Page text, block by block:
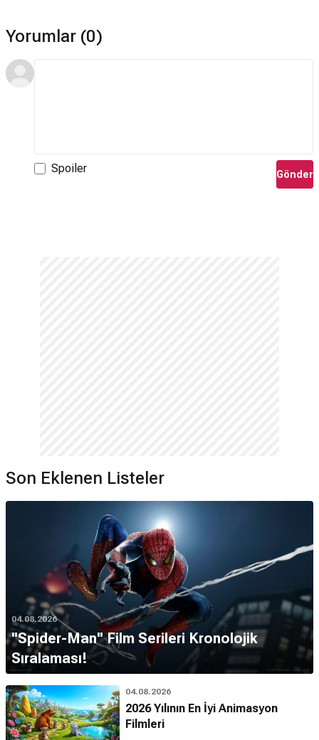
Yorumlar (0)
Spoiler Gönder
Son Eklenen Listeler
04.08.2026
''Spider-Man'' Film Serileri Kronolojik
Sıralaması!
04.08.2026
2026 Yılının En İyi Animasyon
Filmleri